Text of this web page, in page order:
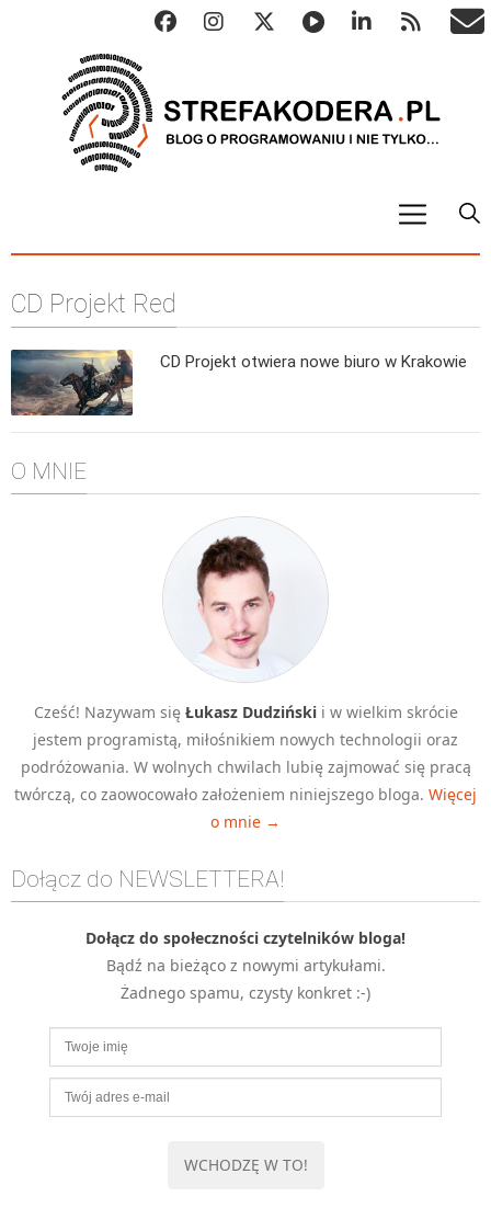
Metody numeryczne
Algorytmy wyszukiwania
Inne
C++
Elementarz Java
Pascal
HTML 5
CSS 3
Django
PHP
WordPress
MOBILE
Android
KONTROLA WERSJI
SQL
CD Projekt Red
CD Projekt otwiera nowe biuro w Krakowie
O MNIE
Cześć! Nazywam się Łukasz Dudzińskii w wielkim skrócie
jestem programistą, miłośnikiem nowych technologii oraz
podróżowania. W wolnych chwilach lubię zajmować się pracą
twórczą, co zaowocowało założeniem niniejszego bloga. Więcej
o mnie →
Dołącz do NEWSLETTERA!
Dołącz do społeczności czytelników bloga!
Bądź na bieżąco z nowymi artykułami.
Żadnego spamu, czysty konkret :-)